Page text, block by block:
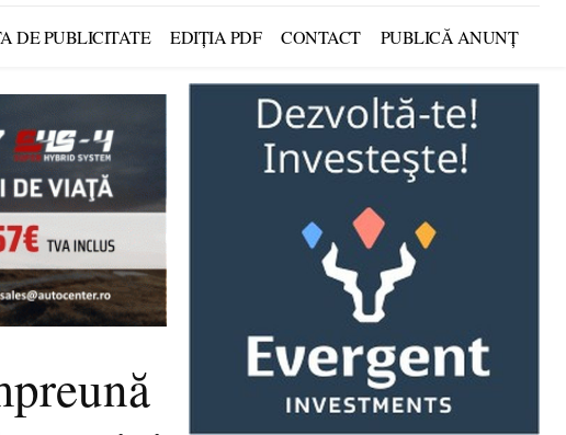
DE PUBLICITATE EDIȚIA PDF CONTACT PUBLICĂ ANUNȚ